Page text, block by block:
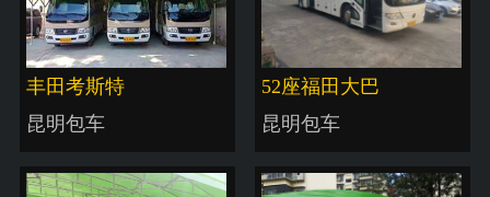
丰田考斯特
昆明包车
52座福田大巴
昆明包车